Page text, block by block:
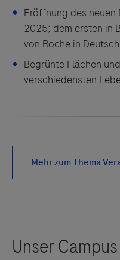
Eröffnung des
2025; dem ersten in
von Roche in
Begrünte Flächen
verschiedensten